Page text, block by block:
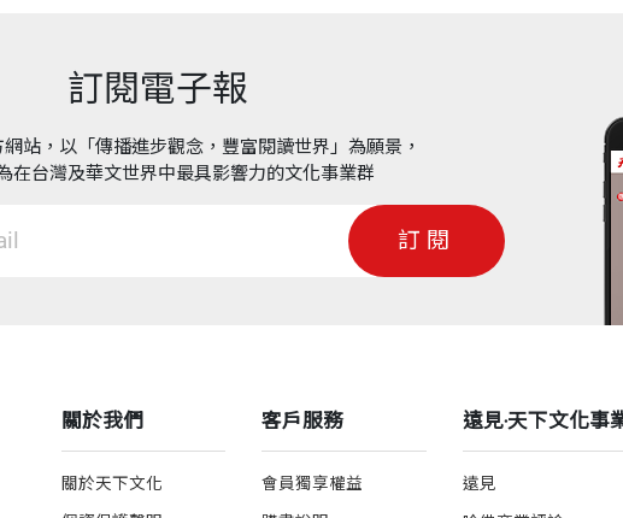
訂閱電子報
站，以「傳播進步觀念，豐富閱讀世界」為願景，
在台灣及華文世界中最具影響力的文化事業群
訂閱
關於我們
關於天下文化
客戶服務
會員獨享權益
遠見‧天下文化事
遠見